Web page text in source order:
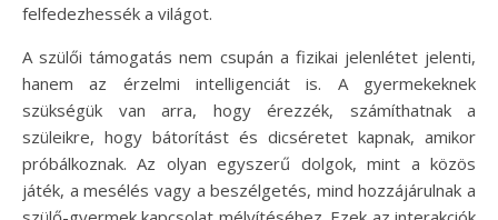
felfedezhessék a világot.
A szülői támogatás nem csupán a fizikai jelenlétet jelenti,
hanem az érzelmi intelligenciát is. A gyermekeknek
szükségük van arra, hogy érezzék, számíthatnak a
szüleikre, hogy bátorítást és dicséretet kapnak, amikor
próbálkoznak. Az olyan egyszerű dolgok, mint a közös
játék, a mesélés vagy a beszélgetés, mind hozzájárulnak a